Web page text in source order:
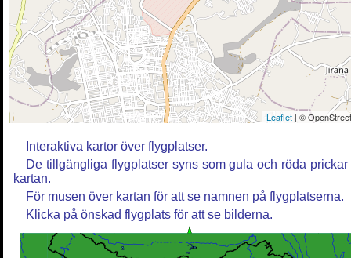
Leaflet | ©
Interaktiva kartor över flygplatser.
De tillgängliga flygplatser syns som gula och röda prickar
kartan.
För musen över kartan för att se namnen på flygplatserna.
Klicka på önskad flygplats för att se bilderna.